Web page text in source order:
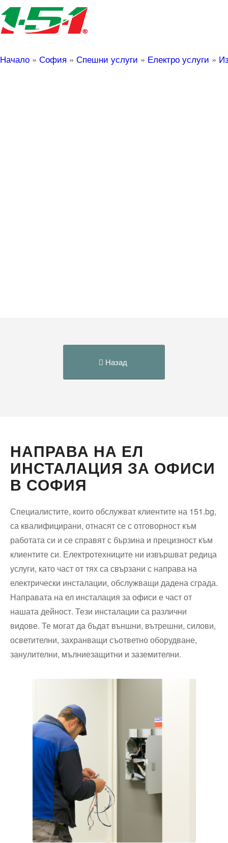
Начало » София » Спешни услуги » Електро услуги »
Назад
НАПРАВА НА ЕЛ
ИНСТАЛАЦИЯ ЗА ОФИСИ
В СОФИЯ
Специалистите, които обслужват клиентите на 151.bg,
са квалифицирани, отнасят се с отговорност към
работата си и се справят с бързина и прецизност към
клиентите си. Електротехниците ни извършват редица
услуги, като част от тях са свързани с направа на
електрически инсталации, обслужващи дадена сграда.
Направата на ел инсталация за офиси е част от
нашата дейност. Тези инсталации са различни
видове. Те могат да бъдат външни, вътрешни, силови,
осветителни, захранващи съответно оборудване,
занулителни, мълниезащитни и заземителни.